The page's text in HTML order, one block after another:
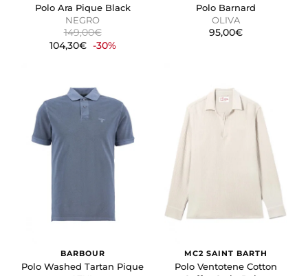
Polo Ara Pique Black
NEGRO
149,00€
104,30€ -30%
Polo Barnard
OLIVA
95,00€
BARBOUR
Polo Washed Tartan Pique
MC2 SAINT BARTH
Polo Ventotene Cotton